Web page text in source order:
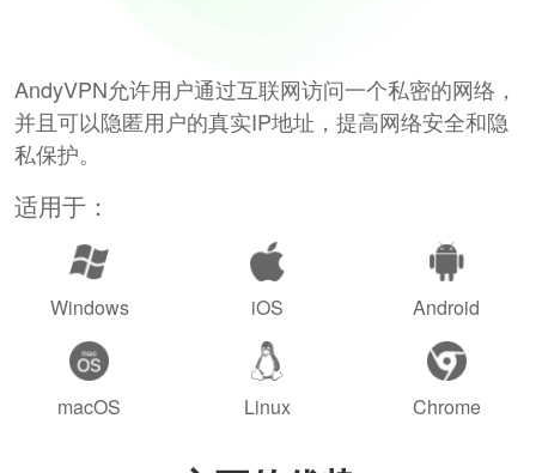
AndyVPN允许用户通过互联网访问一个私密的网络，
并且可以隐匿用户的真实IP地址，提高网络安全和隐
私保护。
适用于：
Windows iOS Android
macOS Linux Chrome